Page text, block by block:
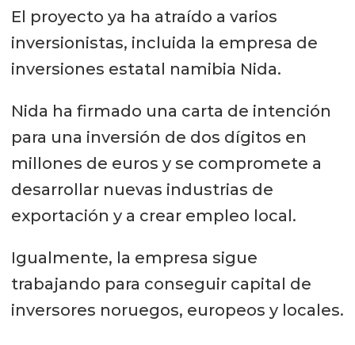
El proyecto ya ha atraído a varios
inversionistas, incluida la empresa de
inversiones estatal namibia Nida.
Nida ha firmado una carta de intención
para una inversión de dos dígitos en
millones de euros y se compromete a
desarrollar nuevas industrias de
exportación y a crear empleo local.
Igualmente, la empresa sigue
trabajando para conseguir capital de
inversores noruegos, europeos y locales.